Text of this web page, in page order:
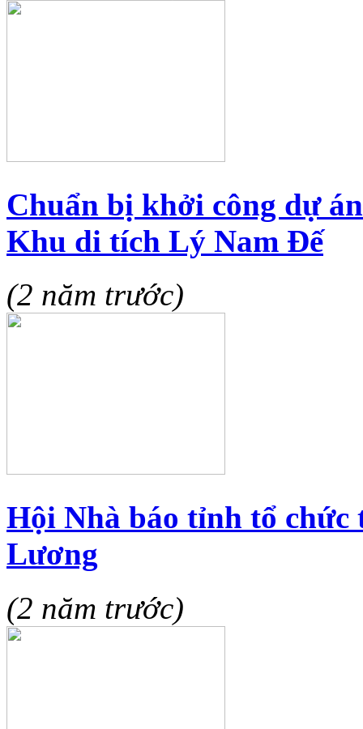
Chuẩn bị khởi công dự
Khu di tích Lý Nam Đế
(2 năm trước)
Hội Nhà báo tỉnh tổ chức
Lương
(2 năm trước)